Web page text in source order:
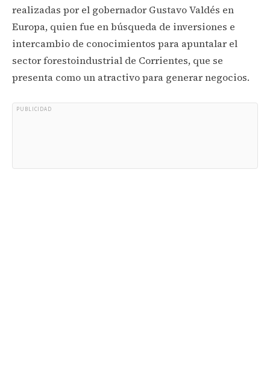
realizadas por el gobernador Gustavo Valdés en
Europa, quien fue en búsqueda de inversiones e
intercambio de conocimientos para apuntalar el
sector forestoindustrial de Corrientes, que se
presenta como un atractivo para generar negocios.
PUBLICIDAD